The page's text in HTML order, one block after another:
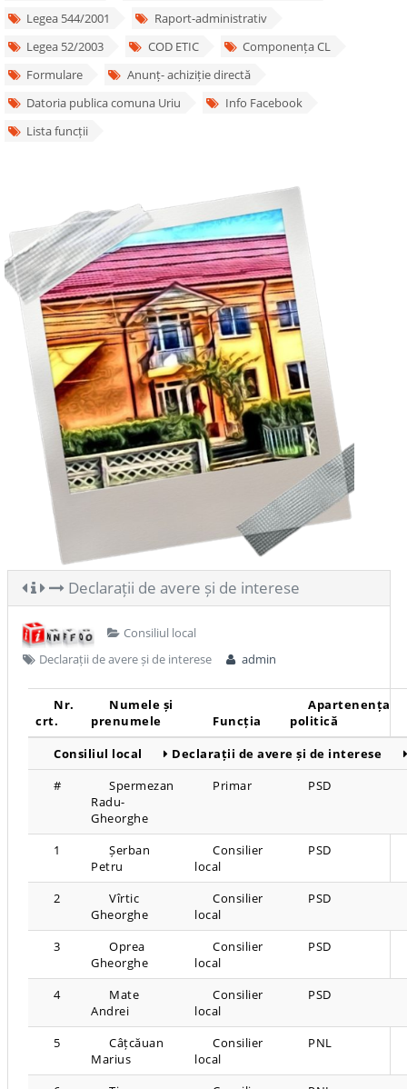
Legea 544/2001
Raport-administrativ
Legea 52/2003
COD ETIC
Componența CL
Formulare
Anunț- achiziție directă
Datoria publica comuna Uriu
Info Facebook
Lista funcții
Declarații de avere și de interese
Consiliul local
Declarații de avere și de interese
admin
Consiliul local Declarații de avere și de interese
Nr.
crt.
Numele și
prenumele
Funcția
Apartenența
politică
#
Spermezan
Radu-
Gheorghe
Primar PSD
1
Șerban
Petru
Consilier
local
PSD
2
Vîrtic
Gheorghe
Consilier
local
PSD
3
Oprea
Gheorghe
Consilier
local
PSD
4
Mate
Andrei
Consilier
local
PSD
5
Câțcăuan
Marius
Consilier
local
PNL